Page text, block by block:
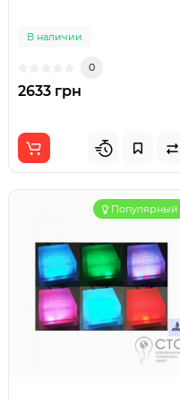
В наличии
0
2633 грн
Популярный